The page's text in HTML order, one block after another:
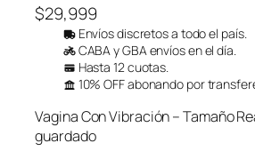
$29,999
Envíos discretos a todo el país.
CABA y GBA envíos en el día.
Hasta 12 cuotas.
10% OFF abonando por
Vagina Con Vibración – Tamaño
guardado